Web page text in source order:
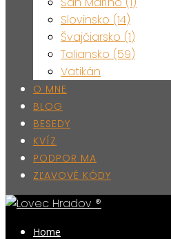
Slovinsko (14)
Švajčiarsko (1)
Taliansko (59)
Vatikán
O MNE
BLOG
BESEDY
KVÍZ
PODPOR MA
ZĽAVOVÉ KÓDY
Home